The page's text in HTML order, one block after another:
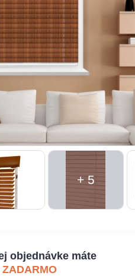
+ 5
objednávke máte